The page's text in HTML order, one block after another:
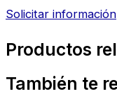
Solicitar información
Productos
También te